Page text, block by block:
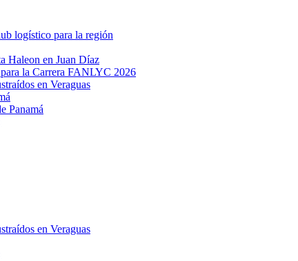
logístico para la región
Haleon en Juan Díaz
la Carrera FANLYC 2026
en Veraguas
Panamá
en Veraguas